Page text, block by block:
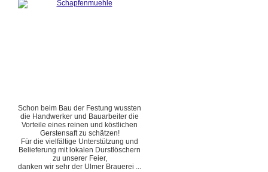
Schon beim Bau der Festung wussten
die Handwerker und Bauarbeiter die
Vorteile eines reinen und köstlichen
Gerstensaft zu schätzen!
Für die vielfältige Unterstützung und
Belieferung mit lokalen Durstlöschern
zu unserer Feier,
danken wir sehr der Ulmer Brauerei ...